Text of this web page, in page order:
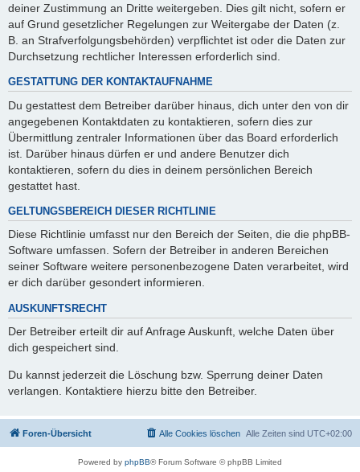
deiner Zustimmung an Dritte weitergeben. Dies gilt nicht, sofern er
auf Grund gesetzlicher Regelungen zur Weitergabe der Daten (z.
B. an Strafverfolgungsbehörden) verpflichtet ist oder die Daten zur
Durchsetzung rechtlicher Interessen erforderlich sind.
GESTATTUNG DER KONTAKTAUFNAHME
Du gestattest dem Betreiber darüber hinaus, dich unter den von dir
angegebenen Kontaktdaten zu kontaktieren, sofern dies zur
Übermittlung zentraler Informationen über das Board erforderlich
ist. Darüber hinaus dürfen er und andere Benutzer dich
kontaktieren, sofern du dies in deinem persönlichen Bereich
gestattet hast.
GELTUNGSBEREICH DIESER RICHTLINIE
Diese Richtlinie umfasst nur den Bereich der Seiten, die die phpBB-
Software umfassen. Sofern der Betreiber in anderen Bereichen
seiner Software weitere personenbezogene Daten verarbeitet, wird
er dich darüber gesondert informieren.
AUSKUNFTSRECHT
Der Betreiber erteilt dir auf Anfrage Auskunft, welche Daten über
dich gespeichert sind.
Du kannst jederzeit die Löschung bzw. Sperrung deiner Daten
verlangen. Kontaktiere hierzu bitte den Betreiber.
Foren-Übersicht Alle Zeiten sind UTC+02:00
Alle Cookies löschen
Powered by phpBB® Forum Software © phpBB Limited